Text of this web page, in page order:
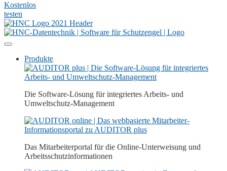
Kostenlos
testen
Produkte
Die Software-Lösung für integriertes Arbeits- und
Umweltschutz-Management
Das Mitarbeiterportal für die Online-Unterweisung und
Arbeitsschutz­­informationen